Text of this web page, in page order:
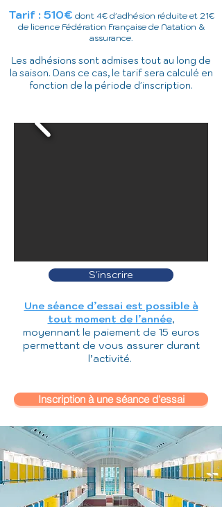
Tarif : 510€ dont 4€ d'adhésion réduite et 21€
de licence Fédération Française de Natation &
assurance.
Les adhésions sont admises tout au long de
la saison. Dans ce cas, le tarif sera calculé en
fonction de la période d'inscription.
S'inscrire
Une séance d’essai est possible à
tout moment de l’année,
moyennant le paiement de 15 euros
permettant de vous assurer durant
l’activité.
Inscription à une séance d'essai